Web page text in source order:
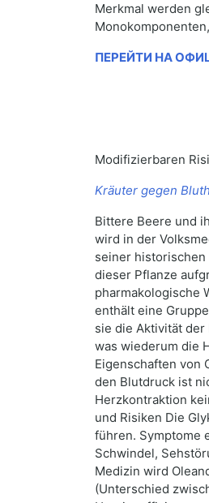
Merkmal werden
ПЕРЕЙТИ НА
Modifizierbaren
Kräuter gegen
Bittere Beere und
wird in der
seiner
dieser Pflanze
pharmakologische
enthält eine
sie die Aktivität der
was wiederum die
Eigenschaften von
den Blutdruck ist
Herzkontraktion
und Risiken Die
führen. Symptome
Schwindel,
Medizin wird
(Unterschied